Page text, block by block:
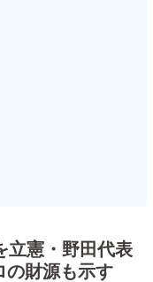
立憲・野田代表
財源も示す